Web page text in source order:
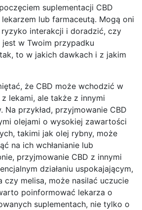
suplementacji CBD
lub farmaceutą. Mogą oni
interakcji i doradzić, czy
jest w Twoim przypadku
to w jakich dawkach i z jakim
że CBD może wchodzić w
lekami, ale także z innymi
Na przykład, przyjmowanie CBD
olejami o wysokiej zawartości
takimi jak olej rybny, może
na ich wchłanianie lub
przyjmowanie CBD z innymi
działaniu uspokajającym,
czy melisa, może nasilać uczucie
poinformować lekarza o
suplementach, nie tylko o